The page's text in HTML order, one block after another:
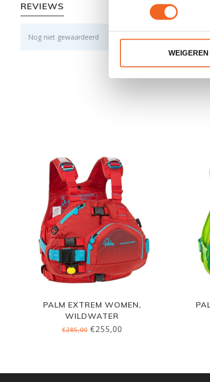
WEIGEREN
REVIEWS
Nog niet gewaardeerd
PALM EXTREM WOMEN,
WILDWATER
€285,00€255,00